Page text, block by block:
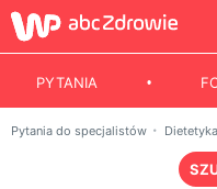
PYTANIA
Pytania do specjalistów Dietetyka